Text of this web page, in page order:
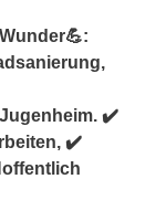
Jugenheim. ✔️
✔️